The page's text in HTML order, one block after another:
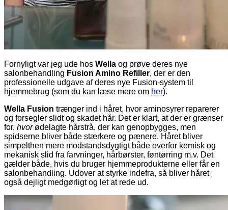
Fornyligt var jeg ude hos Wella og prøve deres nye
salonbehandling Fusion Amino Refiller, der er den
professionelle udgave af deres nye Fusion-system til
hjemmebrug (som du kan læse mere om her).
Wella Fusion trænger ind i håret, hvor aminosyrer reparerer
og forsegler slidt og skadet hår. Det er klart, at der er grænser
for, hvorødelagte hårstrå, der kan genopbygges, men
spidserne bliver både stærkere og pænere. Håret bliver
simpelthen mere modstandsdygtigt både overfor kemisk og
mekanisk slid fra farvninger, hårbørster, føntørring m.v. Det
gælder både, hvis du bruger hjemmeprodukterne eller får en
salonbehandling. Udover at styrke indefra, så bliver håret
også dejligt medgørligt og let at rede ud.